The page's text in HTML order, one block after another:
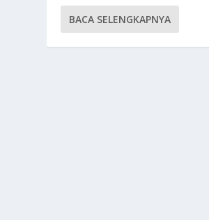
BACA SELENGKAPNYA